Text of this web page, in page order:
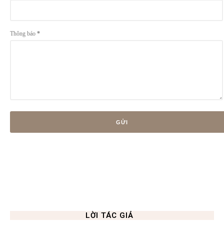
Thông báo *
LỜI TÁC GIẢ